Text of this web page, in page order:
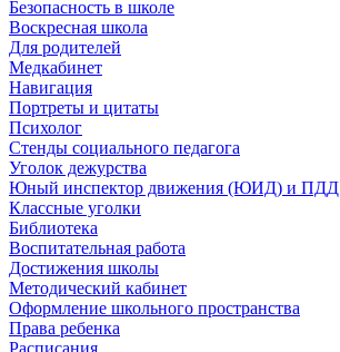
Безопасность в школе
Воскресная школа
Для родителей
Медкабинет
Навигация
Портреты и цитаты
Психолог
Стенды социального педагога
Уголок дежурства
Юный инспектор движения (ЮИД) и ПДД
Классные уголки
Библиотека
Воспитательная работа
Достижения школы
Методический кабинет
Оформление школьного пространства
Права ребенка
Расписания